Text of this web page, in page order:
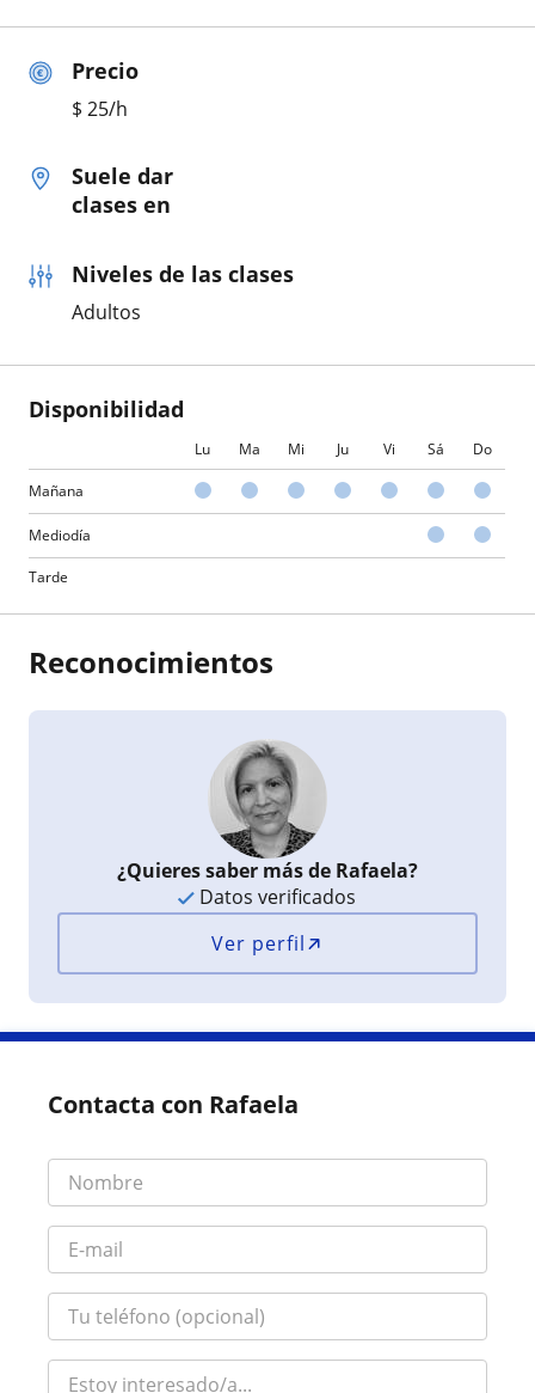
Precio
$ 25/h
Suele dar
clases en
Niveles de las clases
Adultos
Disponibilidad
Lu Ma Mi Ju Vi Sá Do
Mañana
Mediodía
Tarde
Reconocimientos
¿Quieres saber más de Rafaela?
Datos verificados
Ver perfil
Contacta con Rafaela